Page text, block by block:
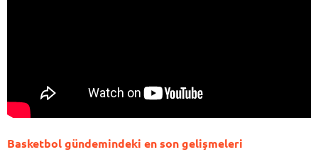
Basketbol gündemindeki en son gelişmeleri